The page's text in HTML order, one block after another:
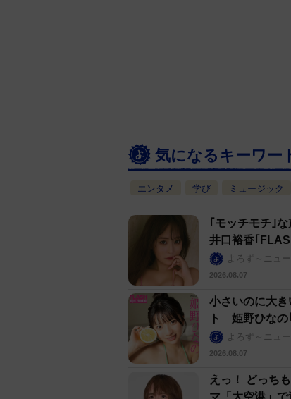
気になるキーワー
エンタメ 学び ミュージック
｢モッチモチ｣
井口裕香｢
よろず～ニュ
2026.08.07
小さいのに大
ト 姫野ひな
よろず～ニュ
2026.08.07
えっ！ どっち